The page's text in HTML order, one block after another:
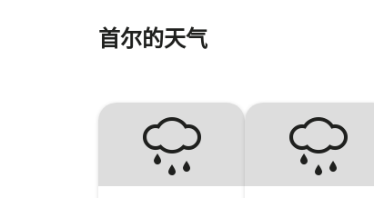
首尔的天气